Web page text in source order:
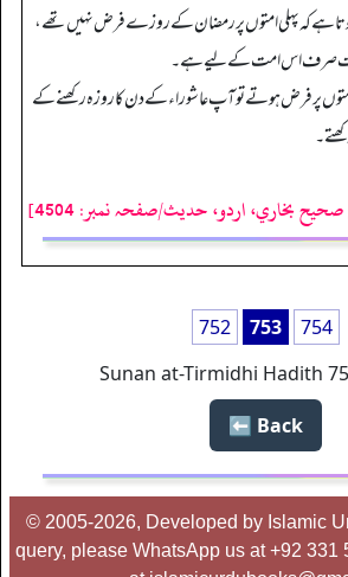
ہوتا ہے کہ پہلی امتوں پر رمضان کے روزے فرض نہیں تھے،
صرف اس امت کے لیے ہے۔
پر فرض ہوتے تو آپ عاشوراء کے دن کا روزہ رکھنے کے
بخاري، اردو، حدیث/صفحہ نمبر: 4504]
752 753
754
Sunan at-Tirmidhi Hadith
Back ⬅️
© 2005-2026, Developed by Islamic
query, please WhatsApp us at +92 331